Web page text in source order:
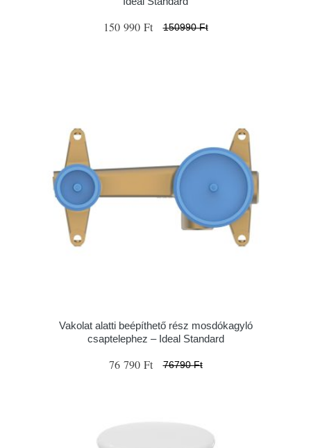
150 990 Ft 150990 Ft
Vakolat alatti beépíthető rész mosdókagyló
csaptelephez – Ideal Standard
76 790 Ft 76790 Ft